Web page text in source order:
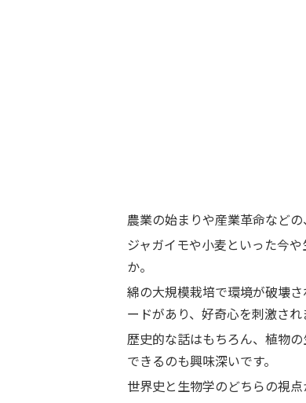
農業の始まりや産業革命など
ジャガイモや小麦といった今
か。
綿の大規模栽培で環境が破壊
ードがあり、好奇心を刺激され
歴史的な話はもちろん、植物
できるのも興味深いです。
世界史と生物学のどちらの視点